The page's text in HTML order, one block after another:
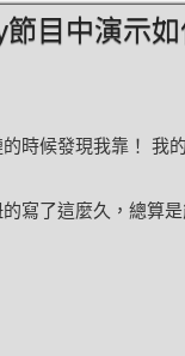
目中演示
時候發現我靠！ 我
寫了這麼久，總算